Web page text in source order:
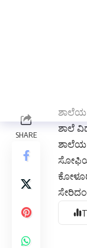
ಶಾಲೆಯ
ಶಾಲೆ
ಶಾಲೆಯ